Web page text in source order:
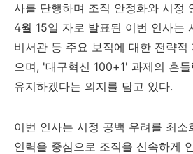
사를 단행하며 조직 안정화와 시정
4월 15일 자로 발표된 이번 인사는
비서관 등 주요 보직에 대한 전략적
으며, '대구혁신 100+1' 과제의 흔
유지하겠다는 의지를 담고 있다.
이번 인사는 시정 공백 우려를 최소
인력을 중심으로 조직을 신속하게